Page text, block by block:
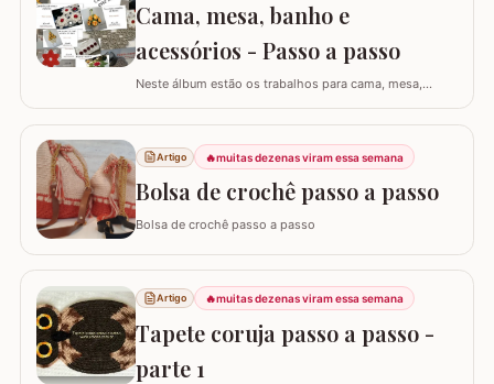
falso ponto alto: Experimentar…
Cama, mesa, banho e
acessórios - Passo a passo
Neste álbum estão os trabalhos para cama, mesa,
clicar nas imagens! Trilhos/caminhos e centro de mesa
Sousplat Puxa-saco e porta-pano de prato Squares para
colcha de cama Outros Álbuns que temos no blog
Artigo 🔥muitas dezenas viram essa semana
Bolsa de crochê passo a passo
Bolsa de crochê passo a passo
Artigo 🔥muitas dezenas viram essa semana
Tapete coruja passo a passo -
parte 1